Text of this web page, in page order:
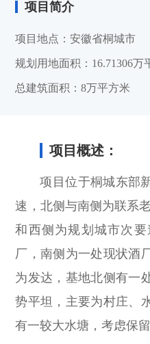
项目简介
项目地点：安徽省桐城市
规划用地面积：16.71306万
总建筑面积：8万平方米
项目概述：
项目位于桐城东部
速，北侧与南侧为联系
和西侧为规划城市次
厂，南侧为一处现状酒
为发达，基地北侧有一
势平坦，主要为村庄、
有一较大水塘，考虑保留